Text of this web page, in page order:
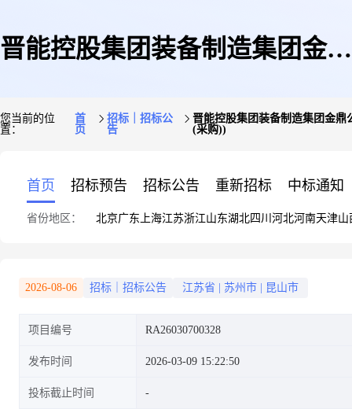
晋能控股集团装备制造集团金鼎
一批(日常采购)采购公告(昆山
您当前的位
置：
首
页
招标｜招标公
告
晋能控股集团装备制造集团金鼎
(采购))
首页 招标预告 招标公告 重新招标 中标通知
省份地区： 北京广东 上海江苏浙江山东湖北四川 河北河南天津山
2026-08-06 招标｜招标公告 江苏省 苏州市 昆山市
项目编号 RA26030700328
发布时间 2026-03-09 15:22:50
投标截止时间